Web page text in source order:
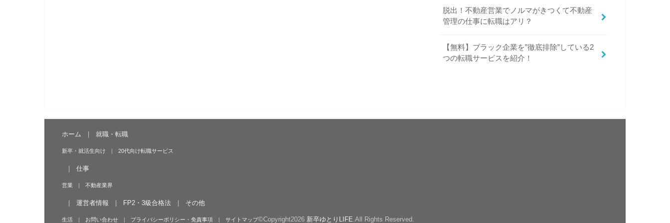
脱出！不動産営業でノルマがきつくて不動産
管理の仕事に転職はアリ？
【無料】ブラック企業を”徹底排除”している2
つの転職サービスを紹介！
ホーム 就職・転職
新卒・就活生向け 20代向け転職サービス
仕事
営業 不動産業界
運営者情報 FP2・3級合格法 その他
生活 お問い合わせ プライバシーポリシー・免責事項 サイトマップ©Copyright2026 新卒ゆとりLIFE.All Rights Reserved.